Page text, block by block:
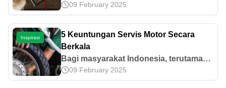
dan banyak-banyak melakukan amalan
baik. Berikut adalah amalan utama di
bulan puasa yang bisa kita lakukan.
09 February 2025
Inspirasi
5 Keuntungan Servis Motor Secara
Berkala
Bagi masyarakat Indonesia, terutama
yang tinggal di kota-kota besar,
memiliki kendaraan pribadi merupakan
09 February 2025